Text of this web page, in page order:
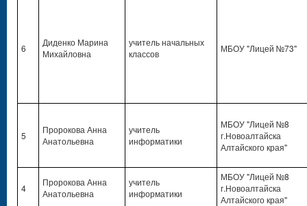
6
Диденко Марина
Михайловна
учитель начальных
классов
МБОУ "Лицей №73"
5
Пророкова Анна
Анатольевна
учитель
информатики
МБОУ "Лицей №8
г.Новоалтайска
Алтайского края"
4
Пророкова Анна
Анатольевна
учитель
информатики
МБОУ "Лицей №8
г.Новоалтайска
Алтайского края"